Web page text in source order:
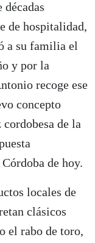
de hospitalidad,
a su familia el
y por la
recoge ese
concepto
de la
de hoy.
locales de
clásicos
el rabo de toro,